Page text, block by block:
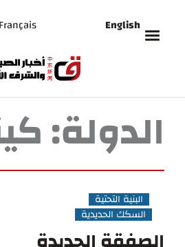
English
Français
الدولة:
البنية التحتية
السكك الحديدية